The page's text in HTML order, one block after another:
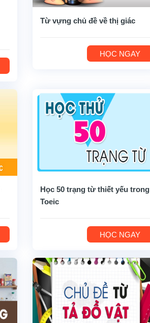
Từ vựng chủ đề về thị giác
HỌC NGAY
Học 50 trạng từ thiết yếu trong
Toeic
HỌC NGAY